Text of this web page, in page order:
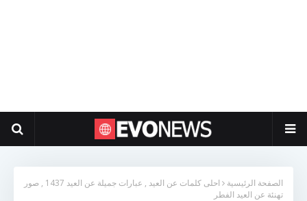
الصفحة الرئيسية
احلى كلمات عن العيد , عبارات جميلة عن العيد 1437 , صور
تهنئة عن العيد الفطر